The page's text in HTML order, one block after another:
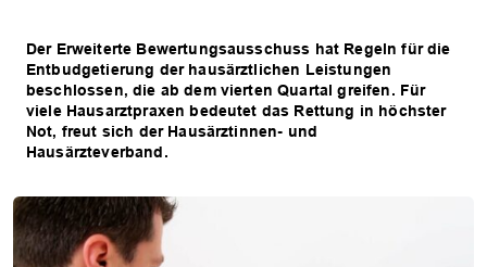
Der Erweiterte Bewertungsausschuss hat Regeln für die
Entbudgetierung der hausärztlichen Leistungen
beschlossen, die ab dem vierten Quartal greifen. Für
viele Hausarztpraxen bedeutet das Rettung in höchster
Not, freut sich der Hausärztinnen- und
Hausärzteverband.